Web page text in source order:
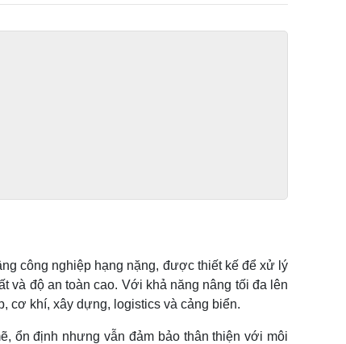
công nghiệp hạng nặng, được thiết kế để xử lý
và độ an toàn cao. Với khả năng nâng tối đa lên
cơ khí, xây dựng, logistics và cảng biển.
ổn định nhưng vẫn đảm bảo thân thiện với môi